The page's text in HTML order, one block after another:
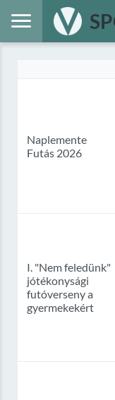
Naplemente
Futás 2026
I. "Nem feledünk"
jótékonysági
futóverseny a
gyermekekért